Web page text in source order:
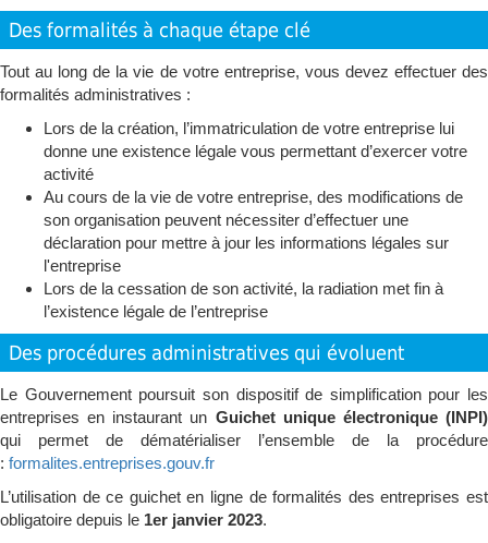
Des formalités à chaque étape clé
Tout au long de la vie de votre entreprise, vous devez effectuer des
formalités administratives :
Lors de la création, l’immatriculation de votre entreprise lui
donne une existence légale vous permettant d’exercer votre
activité
Au cours de la vie de votre entreprise, des modifications de
son organisation peuvent nécessiter d’effectuer une
déclaration pour mettre à jour les informations légales sur
l'entreprise
Lors de la cessation de son activité, la radiation met fin à
l’existence légale de l’entreprise
Des procédures administratives qui évoluent
Le Gouvernement poursuit son dispositif de simplification pour les
entreprises en instaurant un Guichet unique électronique (INPI)
qui permet de dématérialiser l’ensemble de la procédure
: formalites.entreprises.gouv.fr
L’utilisation de ce guichet en ligne de formalités des entreprises est
obligatoire depuis le 1er janvier 2023.